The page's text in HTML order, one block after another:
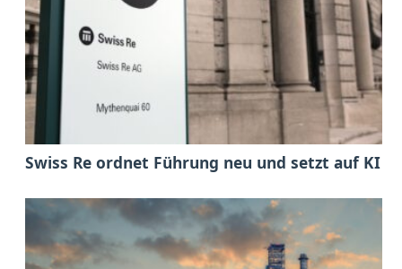
Swiss Re ordnet Führung neu und setzt auf KI